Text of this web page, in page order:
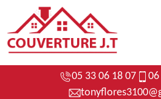
05 33 06 18 07
06